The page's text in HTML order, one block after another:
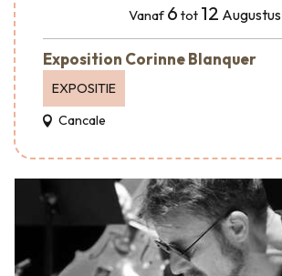
Vanaf 6 tot 12 Augustus
Exposition Corinne Blanquer
EXPOSITIE
Cancale